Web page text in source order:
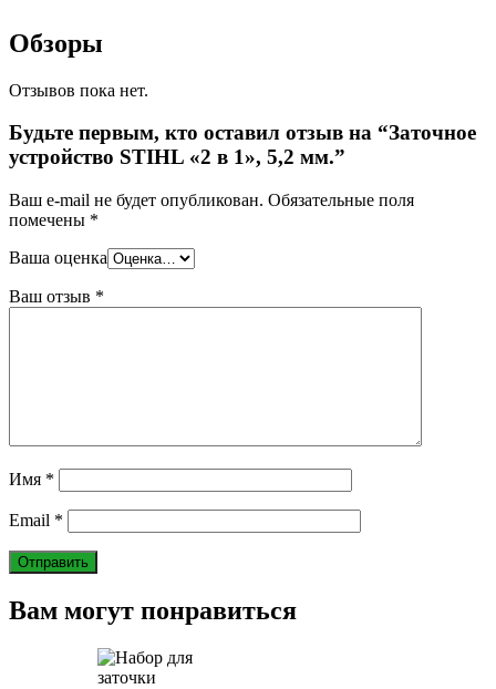
Обзоры
Отзывов пока нет.
Будьте первым, кто оставил отзыв на “Заточное
устройство STIHL «2 в 1», 5,2 мм.”
Ваш e-mail не будет опубликован. Обязательные поля
помечены *
Ваша оценка
Ваш отзыв *
Имя *
Email *
Вам могут понравиться